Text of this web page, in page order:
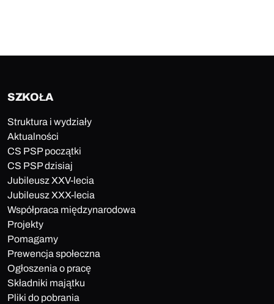
SZKOŁA
Struktura i wydziały
Aktualności
CS PSP początki
CS PSP dzisiaj
Jubileusz XXV-lecia
Jubileusz XXX-lecia
Współpraca międzynarodowa
Projekty
Pomagamy
Prewencja społeczna
Ogłoszenia o pracę
Składniki majątku
Pliki do pobrania